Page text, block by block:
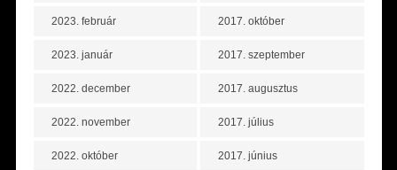
2023. február
2023. január
2022. december
2022. november
2022. október
2017. október
2017. szeptember
2017. augusztus
2017. július
2017. június